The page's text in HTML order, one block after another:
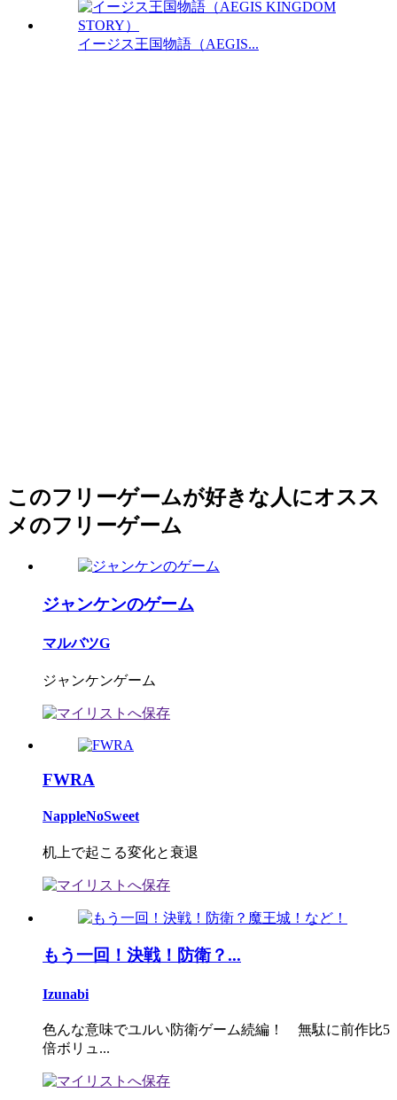
イージス王国物語（AEGIS...
このフリーゲームが好きな人にオスス
メのフリーゲーム
ジャンケンのゲーム
マルバツG
ジャンケンゲーム
FWRA
NappleNoSweet
机上で起こる変化と衰退
もう一回！決戦！防衛？...
Izunabi
色んな意味でユルい防衛ゲーム続編！ 無駄に前作比5
倍ボリュ...